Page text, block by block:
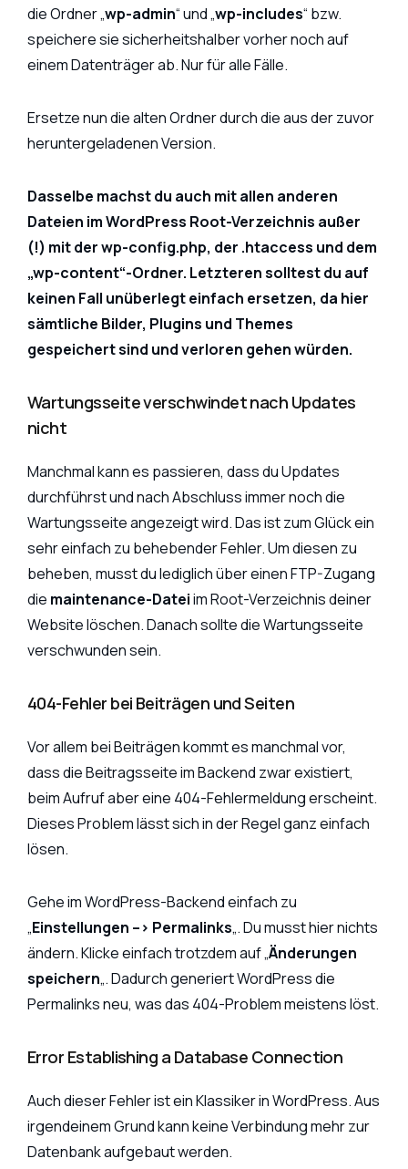
die Ordner „wp-admin“ und „wp-includes“ bzw.
speichere sie sicherheitshalber vorher noch auf
einem Datenträger ab. Nur für alle Fälle.
Ersetze nun die alten Ordner durch die aus der zuvor
heruntergeladenen Version.
Dasselbe machst du auch mit allen anderen
Dateien im WordPress Root-Verzeichnis außer
(!) mit der wp-config.php, der .htaccess und dem
„wp-content“-Ordner. Letzteren solltest du auf
keinen Fall unüberlegt einfach ersetzen, da hier
sämtliche Bilder, Plugins und Themes
gespeichert sind und verloren gehen würden.
Wartungsseite verschwindet nach Updates
nicht
Manchmal kann es passieren, dass du Updates
durchführst und nach Abschluss immer noch die
Wartungsseite angezeigt wird. Das ist zum Glück ein
sehr einfach zu behebender Fehler. Um diesen zu
beheben, musst du lediglich über einen FTP-Zugang
die maintenance-Dateiim Root-Verzeichnis deiner
Website löschen. Danach sollte die Wartungsseite
verschwunden sein.
404-Fehler bei Beiträgen und Seiten
Vor allem bei Beiträgen kommt es manchmal vor,
dass die Beitragsseite im Backend zwar existiert,
beim Aufruf aber eine 404-Fehlermeldung erscheint.
Dieses Problem lässt sich in der Regel ganz einfach
lösen.
Gehe im WordPress-Backend einfach zu
„Einstellungen –> Permalinks„. Du musst hier nichts
ändern. Klicke einfach trotzdem auf „Änderungen
speichern„. Dadurch generiert WordPress die
Permalinks neu, was das 404-Problem meistens löst.
Error Establishing a Database Connection
Auch dieser Fehler ist ein Klassiker in WordPress. Aus
irgendeinem Grund kann keine Verbindung mehr zur
Datenbank aufgebaut werden.